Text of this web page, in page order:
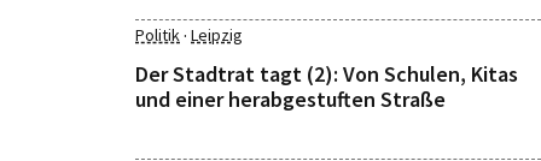
Politik· Leipzig
Der Stadtrat tagt (2): Von Schulen, Kitas
und einer herabgestuften Straße